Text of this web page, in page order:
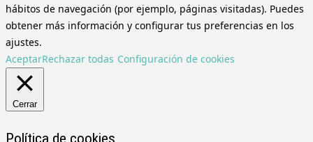
hábitos de navegación (por ejemplo, páginas visitadas). Puedes
obtener más información y configurar tus preferencias en los
ajustes.
AceptarRechazar todas Configuración de cookies
Cerrar
Política de cookies